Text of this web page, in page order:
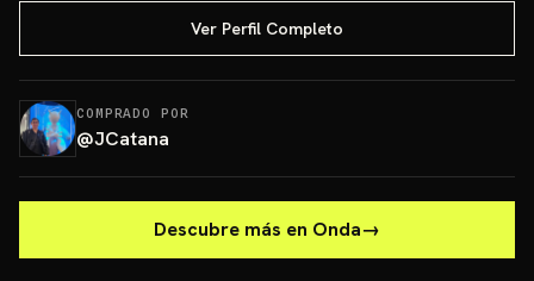
Ver Perfil Completo
COMPRADO POR
@JCatana
Descubre más en Onda→